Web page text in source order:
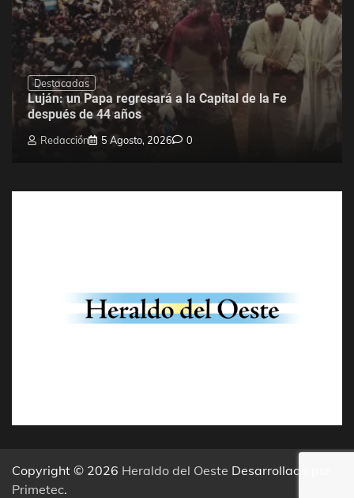
Destacadas
Luján: un Papa regresará a la Capital de la Fe
después de 44 años
Redacción 5 Agosto, 2026 0
Copyright © 2026 Heraldo del Oeste Desarrollado por
Primetec.